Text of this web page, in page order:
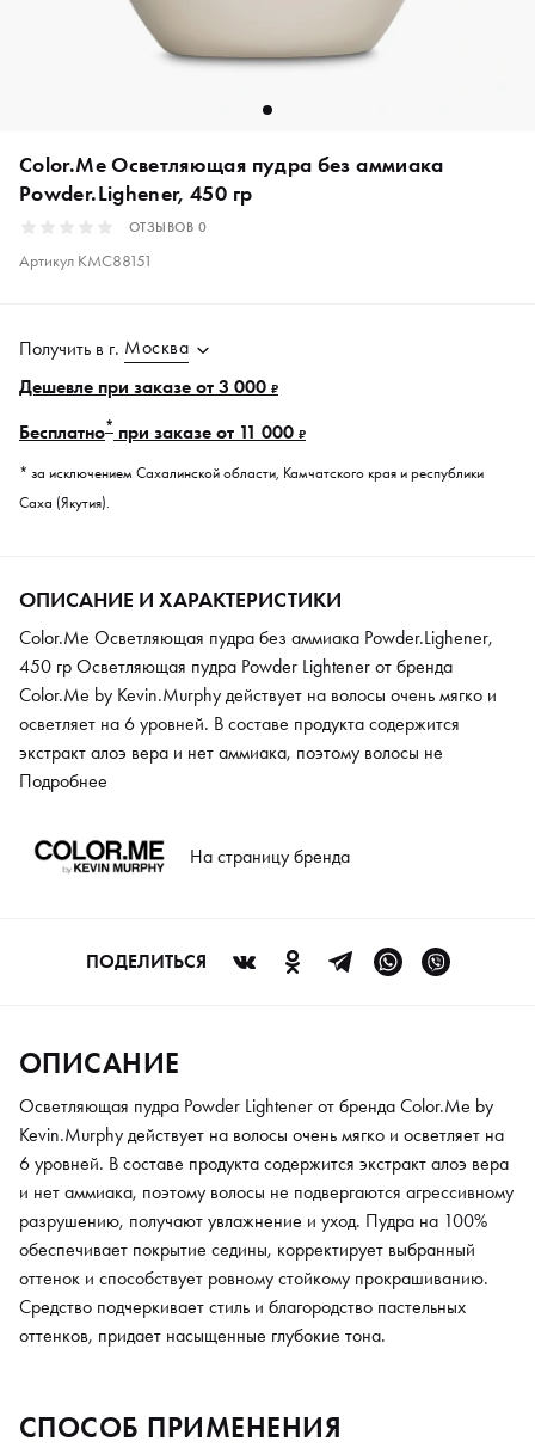
Color.Me Осветляющая пудра без аммиака
Powder.Lighener, 450 гр
ОТЗЫВОВ 0
Артикул KMC88151
Получить в г. Москва
Дешевле при заказе от 3 000 ₽
Бесплатно* при заказе от 11 000 ₽
* за исключением Сахалинской области, Камчатского края и республики
Саха (Якутия).
ОПИСАНИЕ И ХАРАКТЕРИСТИКИ
Color.Me Осветляющая пудра без аммиака Powder.Lighener,
450 гр Осветляющая пудра Powder Lightener от бренда
Color.Me by Kevin.Murphy действует на волосы очень мягко и
осветляет на 6 уровней. В составе продукта содержится
экстракт алоэ вера и нет аммиака, поэтому волосы не
подвергаются агрессивному разрушению, получают
седины, корректирует выбранный оттенок и способствует
ровному стойкому прокрашиванию. Средство подчеркивает
Подробнее
На страницу бренда
ПОДЕЛИТЬСЯ
ОПИСАНИЕ
Осветляющая пудра Powder Lightener от бренда Color.Me by
Kevin.Murphy действует на волосы очень мягко и осветляет на
6 уровней. В составе продукта содержится экстракт алоэ вера
и нет аммиака, поэтому волосы не подвергаются агрессивному
разрушению, получают увлажнение и уход. Пудра на 100%
обеспечивает покрытие седины, корректирует выбранный
оттенок и способствует ровному стойкому прокрашиванию.
Средство подчеркивает стиль и благородство пастельных
оттенков, придает насыщенные глубокие тона.
СПОСОБ ПРИМЕНЕНИЯ